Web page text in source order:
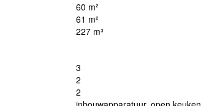
60 m²
61 m²
227 m³
3
2
2